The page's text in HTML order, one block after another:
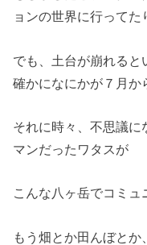
ョンの世界に行ってた
でも、土台が崩れると
確かになにかが７月か
それに時々、不思議に
マンだったワタスが
こんな八ヶ岳でコミュ
もう畑とか田んぼとか